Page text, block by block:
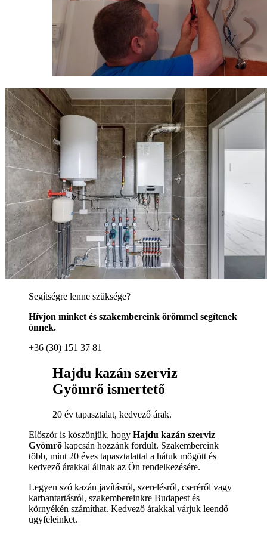
Segítségre lenne szüksége?
Hívjon minket és szakembereink örömmel segítenek
önnek.
+36 (30) 151 37 81
Hajdu kazán szerviz
Gyömrő ismertető
20 év tapasztalat, kedvező árak.
Először is köszönjük, hogy Hajdu kazán szerviz
Gyömrő kapcsán hozzánk fordult. Szakembereink
több, mint 20 éves tapasztalattal a hátuk mögött és
kedvező árakkal állnak az Ön rendelkezésére.
Legyen szó kazán javításról, szerelésről, cseréről vagy
karbantartásról, szakembereinkre Budapest és
környékén számíthat. Kedvező árakkal várjuk leendő
ügyfeleinket.